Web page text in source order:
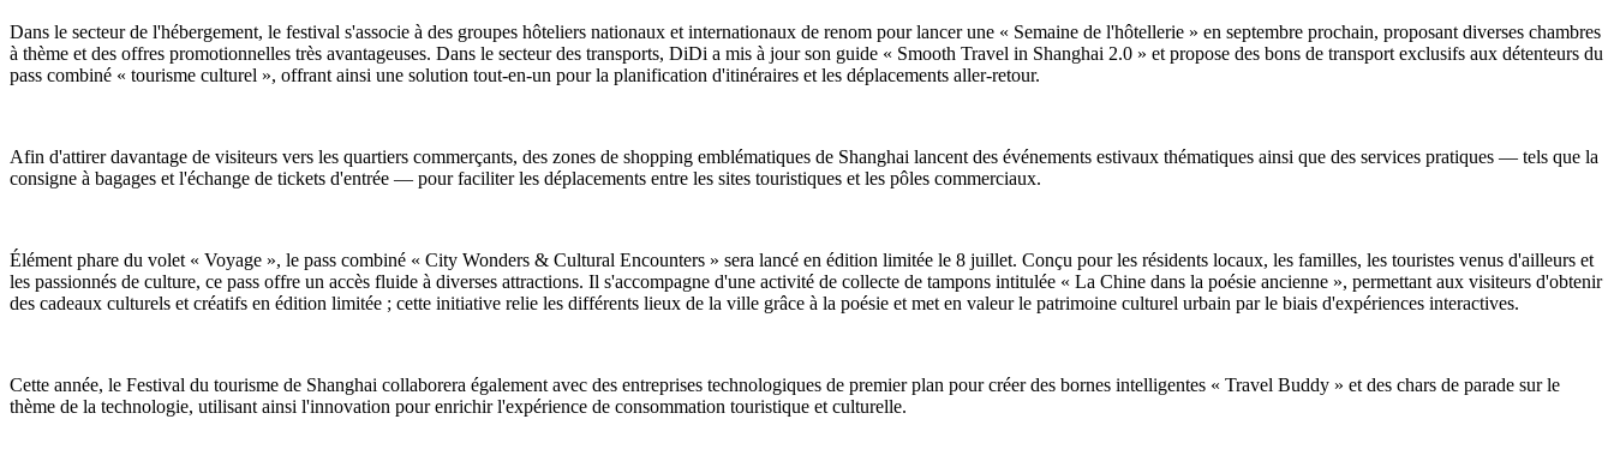
Dans le secteur de l'hébergement, le festival s'associe à des groupes hôteliers nationaux et internationaux de renom pour lancer une « Semaine de l'hôtellerie » en septembre prochain, proposant diverses chambres
à thème et des offres promotionnelles très avantageuses. Dans le secteur des transports, DiDi a mis à jour son guide « Smooth Travel in Shanghai 2.0 » et propose des bons de transport exclusifs aux détenteurs du
pass combiné « tourisme culturel », offrant ainsi une solution tout-en-un pour la planification d'itinéraires et les déplacements aller-retour.
Afin d'attirer davantage de visiteurs vers les quartiers commerçants, des zones de shopping emblématiques de Shanghai lancent des événements estivaux thématiques ainsi que des services pratiques — tels que la
consigne à bagages et l'échange de tickets d'entrée — pour faciliter les déplacements entre les sites touristiques et les pôles commerciaux.
Élément phare du volet « Voyage », le pass combiné « City Wonders & Cultural Encounters » sera lancé en édition limitée le 8 juillet. Conçu pour les résidents locaux, les familles, les touristes venus d'ailleurs et
les passionnés de culture, ce pass offre un accès fluide à diverses attractions. Il s'accompagne d'une activité de collecte de tampons intitulée « La Chine dans la poésie ancienne », permettant aux visiteurs d'obtenir
des cadeaux culturels et créatifs en édition limitée ; cette initiative relie les différents lieux de la ville grâce à la poésie et met en valeur le patrimoine culturel urbain par le biais d'expériences interactives.
Cette année, le Festival du tourisme de Shanghai collaborera également avec des entreprises technologiques de premier plan pour créer des bornes intelligentes « Travel Buddy » et des chars de parade sur le
thème de la technologie, utilisant ainsi l'innovation pour enrichir l'expérience de consommation touristique et culturelle.